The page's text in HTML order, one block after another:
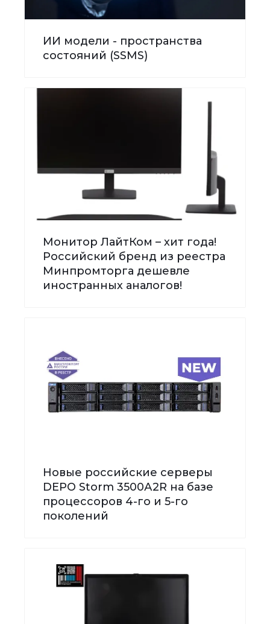
ИИ модели - пространства
состояний (SSMS)
Монитор ЛайтКом – хит года!
Российский бренд из реестра
Минпромторга дешевле
иностранных аналогов!
Новые российские серверы
DEPO Storm 3500А2R на базе
процессоров 4-го и 5-го
поколений